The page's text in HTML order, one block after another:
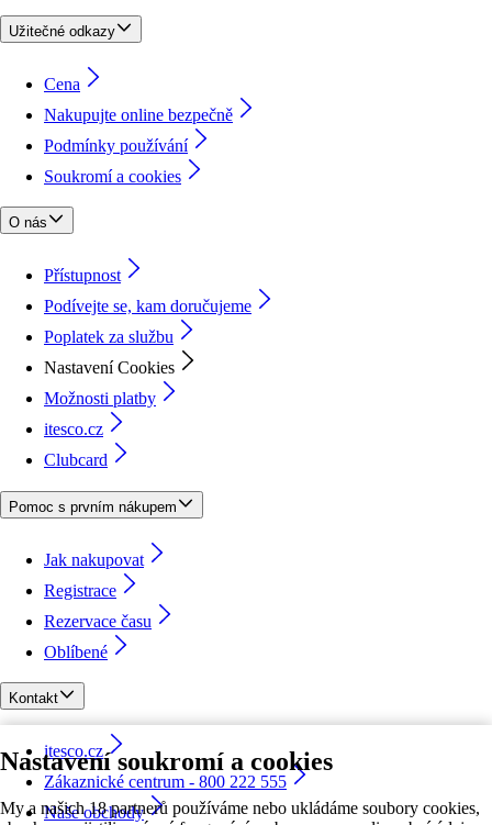
Nastavení soukromí a cookies
My a našich 18 partnerů používáme nebo ukládáme soubory cookies,
Užitečné odkazy
Cena
Nakupujte online bezpečně
Podmínky používání
Soukromí a cookies
O nás
Přístupnost
Podívejte se, kam doručujeme
Poplatek za službu
Nastavení Cookies
Možnosti platby
itesco.cz
Clubcard
Pomoc s prvním nákupem
Jak nakupovat
Registrace
Rezervace času
Oblíbené
Kontakt
itesco.cz
Zákaznické centrum - 800 222 555
Naše obchody